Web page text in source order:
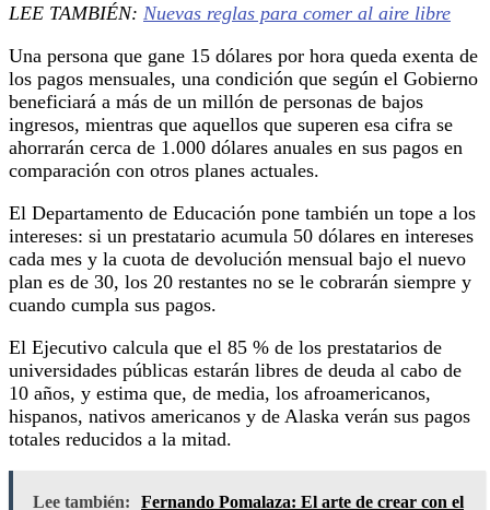
LEE TAMBIÉN: Nuevas reglas para comer al aire libre
Una persona que gane 15 dólares por hora queda exenta de
los pagos mensuales, una condición que según el Gobierno
beneficiará a más de un millón de personas de bajos
ingresos, mientras que aquellos que superen esa cifra se
ahorrarán cerca de 1.000 dólares anuales en sus pagos en
comparación con otros planes actuales.
El Departamento de Educación pone también un tope a los
intereses: si un prestatario acumula 50 dólares en intereses
cada mes y la cuota de devolución mensual bajo el nuevo
plan es de 30, los 20 restantes no se le cobrarán siempre y
cuando cumpla sus pagos.
El Ejecutivo calcula que el 85 % de los prestatarios de
universidades públicas estarán libres de deuda al cabo de
10 años, y estima que, de media, los afroamericanos,
hispanos, nativos americanos y de Alaska verán sus pagos
totales reducidos a la mitad.
Lee también:
Fernando Pomalaza: El arte de crear con el